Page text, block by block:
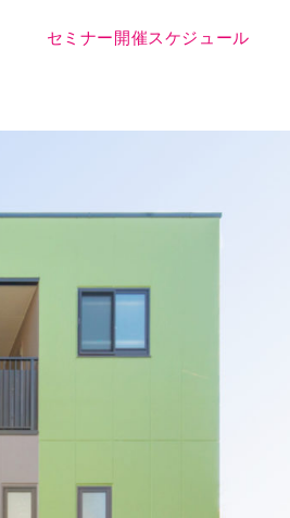
セミナー開催スケジュール